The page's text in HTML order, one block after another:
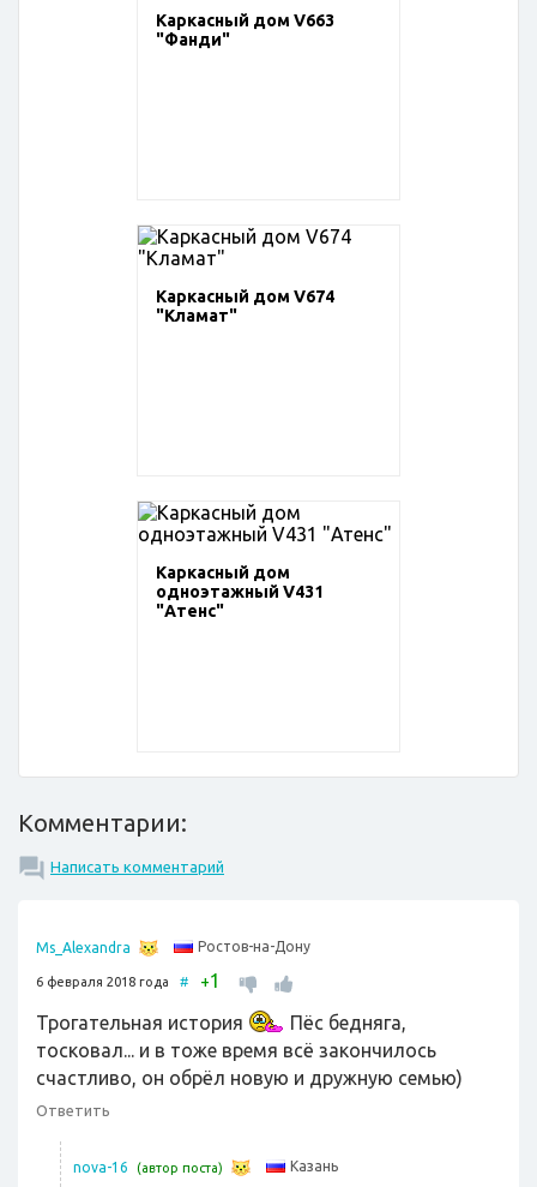
Каркасный дом V663
"Фанди"
Каркасный дом V674
"Кламат"
Каркасный дом
одноэтажный V431
"Атенс"
Комментарии:
Написать комментарий
Ms_Alexandra Ростов-на-Дону
6 февраля 2018 года # +1
Трогательная история
Пёс бедняга,
тосковал... и в тоже время всё закончилось
счастливо, он обрёл новую и дружную семью)
Ответить
nova-16 (автор поста) Казань